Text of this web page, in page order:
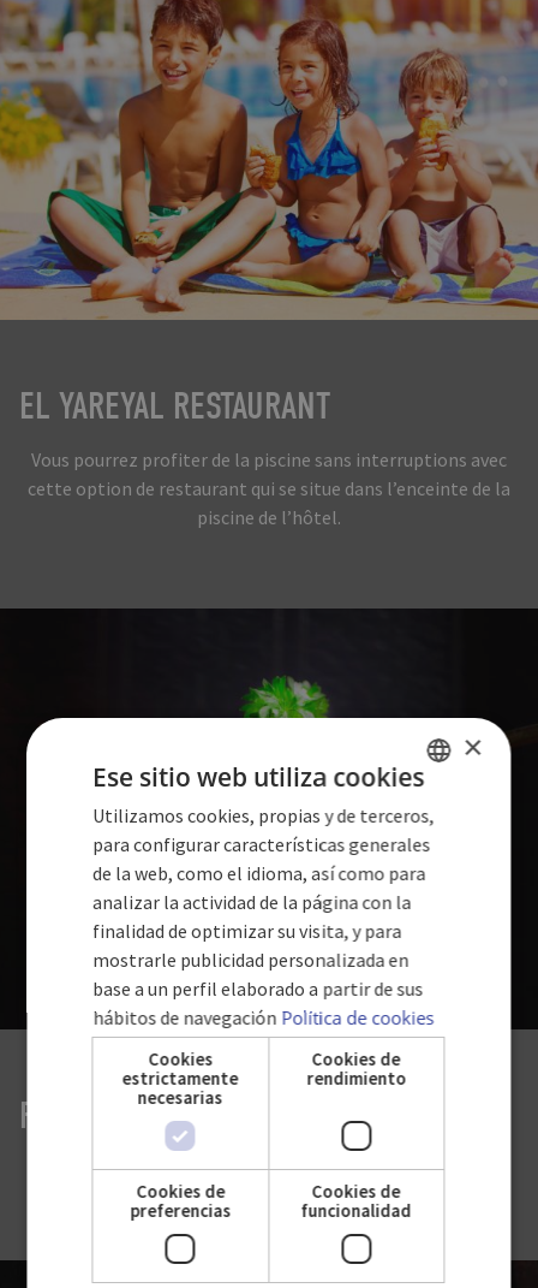
EL YAREYAL RESTAURANT
Vous pourrez profiter de la piscine sans interruptions avec
cette option de restaurant qui se situe dans l’enceinte de la
piscine de l’hôtel.
RESTAURANT TRADICIONES
Menu Cubain Gourmet à la carte.
SPANISH
GERMAN
×
Ese sitio web utiliza cookies
Utilizamos cookies, propias y de terceros,
para configurar características generales
de la web, como el idioma, así como para
analizar la actividad de la página con la
finalidad de optimizar su visita, y para
mostrarle publicidad personalizada en
base a un perfil elaborado a partir de sus
hábitos de navegación Política de cookies
Cookies
estrictamente
necesarias
Cookies de
rendimiento
Cookies de
preferencias
Cookies de
funcionalidad